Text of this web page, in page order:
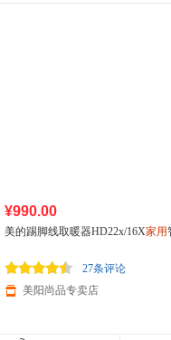
¥990.00
美的踢脚线取暖器HD22x/16X家用
27条评论
美阳尚品专卖店